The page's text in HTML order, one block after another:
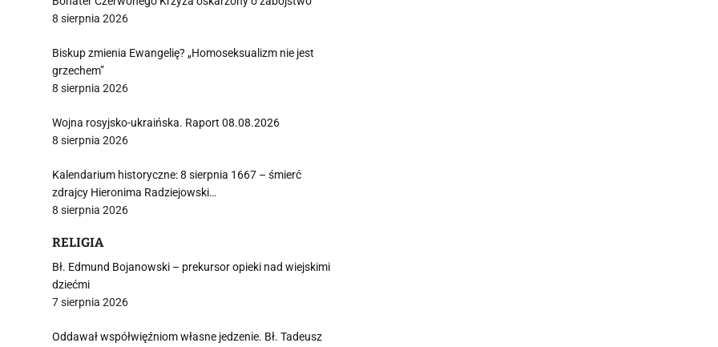
8 sierpnia 2026
Biskup zmienia Ewangelię? „Homoseksualizm nie jest
grzechem”
8 sierpnia 2026
Wojna rosyjsko-ukraińska. Raport 08.08.2026
8 sierpnia 2026
Kalendarium historyczne: 8 sierpnia 1667 – śmierć
zdrajcy Hieronima Radziejowski…
8 sierpnia 2026
RELIGIA
Bł. Edmund Bojanowski – prekursor opieki nad wiejskimi
dziećmi
7 sierpnia 2026
Oddawał współwięźniom własne jedzenie. Bł. Tadeusz